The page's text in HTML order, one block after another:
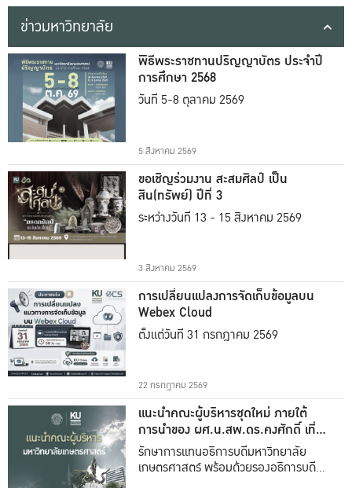
ข่าวมหาวิทยาลัย
พิธีพระราชทานปริญญาบัตร ประจำปี
การศึกษา 2568
วันที่ 5-8 ตุลาคม 2569
5 สิงหาคม 2569
ขอเชิญร่วมงาน สะสมศิลป์ เป็น
สิน(ทรัพย์) ปีที่ 3
ระหว่างวันที่ 13 - 15 สิงหาคม 2569
3 สิงหาคม 2569
การเปลี่ยนแปลงการจัดเก็บข้อมูลบน
Webex Cloud
ตั้งแต่วันที่ 31 กรกฎาคม 2569
22 กรกฎาคม 2569
แนะนำคณะผู้บริหารชุดใหม่ ภายใต้
การนำของ ผศ.น.สพ.ดร.คงศักดิ์ เที่ยง
ธรรม
รักษาการแทนอธิการบดีมหาวิทยาลัย
เกษตรศาสตร์ พร้อมด้วยรองอธิการบดีทั้ง